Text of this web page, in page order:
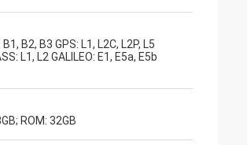
B1, B2, B3 GPS: L1, L2C, L2P, L5
L1, L2 GALILEO: E1, E5a, E5b
ROM: 32GB